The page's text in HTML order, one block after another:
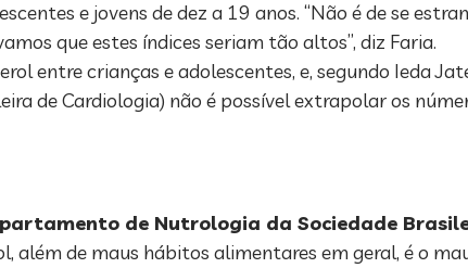
e jovens de dez a 19 anos. “Não é de se
que estes índices seriam tão altos”, diz Faria.
entre crianças e adolescentes, e, segundo Ieda
de Cardiologia) não é possível extrapolar os
de Nutrologia da Sociedade
além de maus hábitos alimentares em geral, é o